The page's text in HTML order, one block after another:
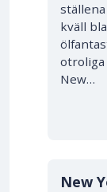
kväll
New…
New